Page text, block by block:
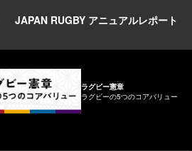
JAPAN RUGBY アニュアルレポート
ラグビー憲章
ラグビーの5つのコアバリュー